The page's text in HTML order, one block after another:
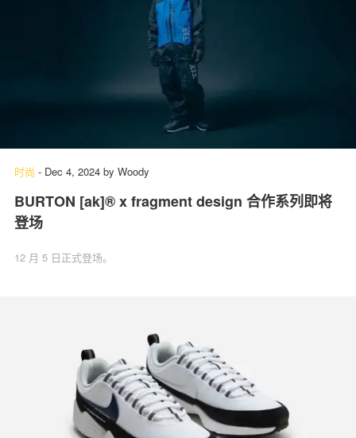
时尚 - Dec 4, 2024 by Woody
BURTON [ak]® x fragment design 合作系列即将
登场
12 月 5 日正式登场。